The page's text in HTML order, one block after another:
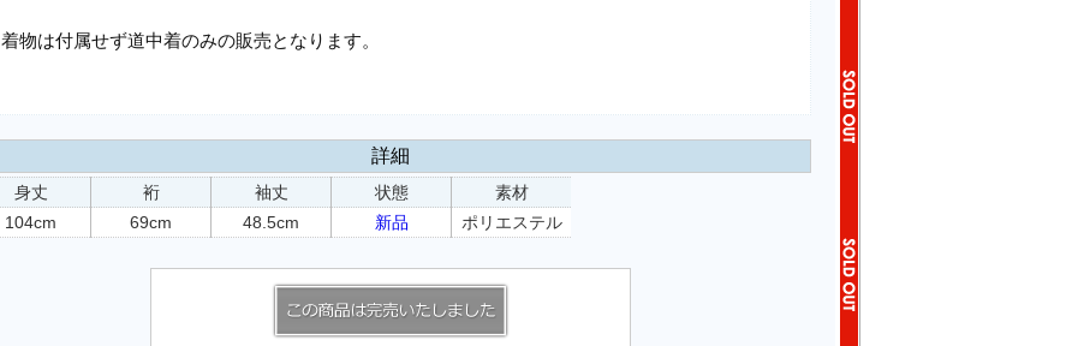
着物は付属せず道中着のみの販売となります。
詳細
身丈
104cm
裄
69cm
袖丈
48.5cm
状態
新品
素材
ポリエステル